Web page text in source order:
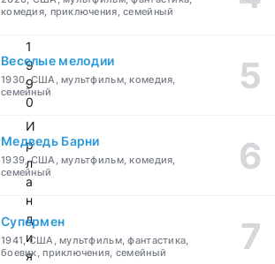
1
9
9
0
И
р
л
а
н
д
и
я
комедия, приключения, семейный
Веселые мелодии
1930, США, мультфильм, комедия,
семейный
Медведь Барни
1939, США, мультфильм, комедия,
семейный
Супермен
1941, США, мультфильм, фантастика,
боевик, приключения, семейный